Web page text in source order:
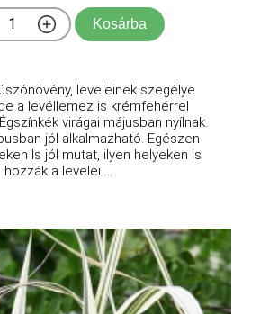
Kosárba
leveleinek szegélye
a levéllemez is krémfehérrel
virágai májusban nyílnak.
jól alkalmazható. Egészen
ls jól mutat, ilyen helyeken is
hozzák a levelei ...